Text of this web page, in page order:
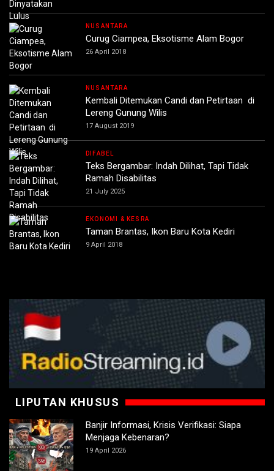
NUSANTARA
Curug Ciampea, Eksotisme Alam Bogor
26 April 2018
NUSANTARA
Kembali Ditemukan Candi dan Petirtaan di
Lereng Gunung Wilis
17 August 2019
DIFABEL
Teks Bergambar: Indah Dilihat, Tapi Tidak
Ramah Disabilitas
21 July 2025
EKONOMI & KESRA
Taman Brantas, Ikon Baru Kota Kediri
9 April 2018
LIPUTAN KHUSUS
Banjir Informasi, Krisis Verifikasi: Siapa
Menjaga Kebenaran?
19 April 2026